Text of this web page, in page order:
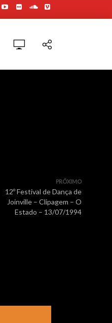
PRÓXIMO
12º Festival de Dança de
Joinville – Clipagem – O
Estado – 13/07/1994